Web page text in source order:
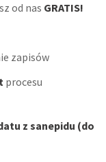
od nas GRATIS!
zapisów
procesu
z sanepidu (do